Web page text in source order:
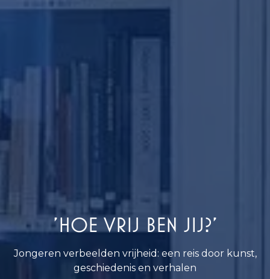
'HOE VRIJ BEN JIJ?'
Jongeren verbeelden vrijheid: een reis door kunst,
geschiedenis en verhalen